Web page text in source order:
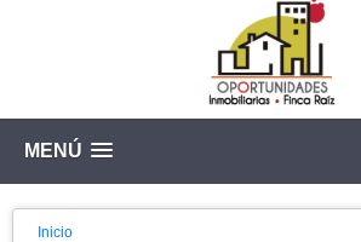
MENÚ
Inicio